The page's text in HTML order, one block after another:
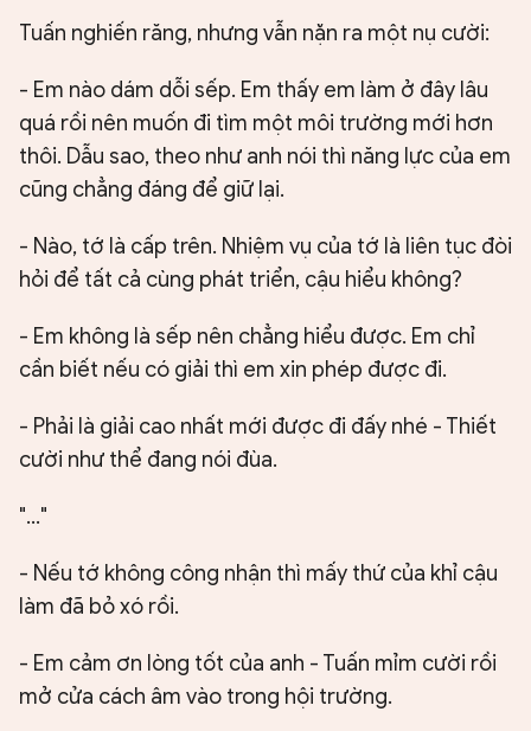
Tuấn nghiến răng, nhưng vẫn nặn ra một nụ cười:
- Em nào dám dỗi sếp. Em thấy em làm ở đây lâu
quá rồi nên muốn đi tìm một môi trường mới hơn
thôi. Dẫu sao, theo như anh nói thì năng lực của em
cũng chẳng đáng để giữ lại.
- Nào, tớ là cấp trên. Nhiệm vụ của tớ là liên tục đòi
hỏi để tất cả cùng phát triển, cậu hiểu không?
- Em không là sếp nên chẳng hiểu được. Em chỉ
cần biết nếu có giải thì em xin phép được đi.
- Phải là giải cao nhất mới được đi đấy nhé - Thiết
cười như thể đang nói đùa.
"..."
- Nếu tớ không công nhận thì mấy thứ của khỉ cậu
làm đã bỏ xó rồi.
- Em cảm ơn lòng tốt của anh - Tuấn mỉm cười rồi
mở cửa cách âm vào trong hội trường.